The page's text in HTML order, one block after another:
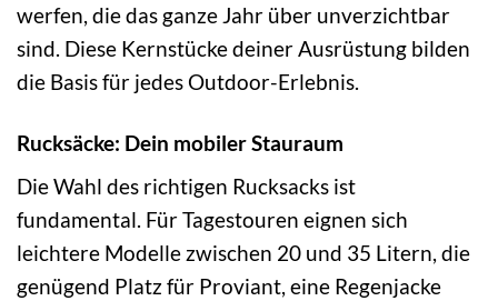
werfen, die das ganze Jahr über unverzichtbar
sind. Diese Kernstücke deiner Ausrüstung bilden
die Basis für jedes Outdoor-Erlebnis.
Rucksäcke: Dein mobiler Stauraum
Die Wahl des richtigen Rucksacks ist
fundamental. Für Tagestouren eignen sich
leichtere Modelle zwischen 20 und 35 Litern, die
genügend Platz für Proviant, eine Regenjacke